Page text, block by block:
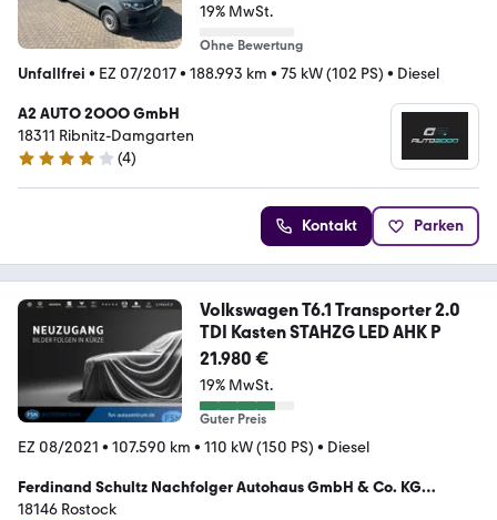
19% MwSt.
Ohne Bewertung
Unfallfrei • EZ 07/2017• 188.993 km • 75 kW (102 PS) • Diesel
A2 AUTO 2OOO GmbH
18311 Ribnitz-Damgarten
4 Sterne
(4)
Kontakt Parken
Volkswagen T6.1 Transporter 2.0
TDI Kasten STAHZG LED AHK P
21.980 €
19% MwSt.
Guter Preis
EZ 08/2021 • 107.590 km • 110 kW (150 PS) • Diesel
Ferdinand Schultz Nachfolger Autohaus GmbH & Co. KG
GebrauchtwagenZentrum FSN
18146 Rostock